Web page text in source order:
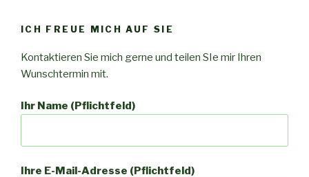
ICH FREUE MICH AUF SIE
Kontaktieren Sie mich gerne und teilen SIe mir Ihren
Wunschtermin mit.
Ihr Name (Pflichtfeld)
Ihre E-Mail-Adresse (Pflichtfeld)